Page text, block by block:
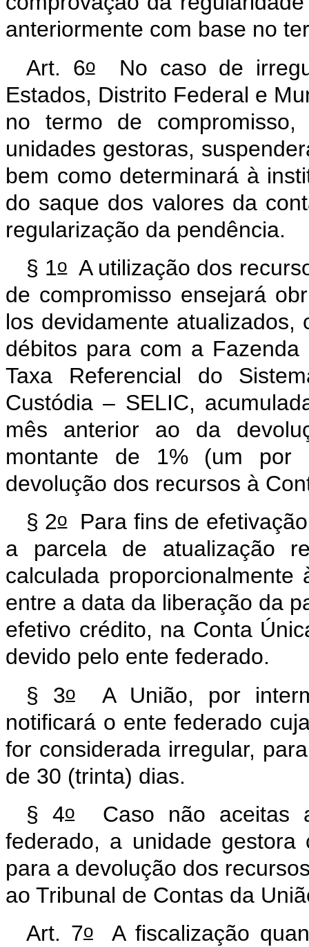
anteriormente com base no
Art. 6oNo caso de
Estados, Distrito Federal e
no termo de
unidades gestoras,
bem como determinará à
do saque dos valores da
regularização da pendência.
§ 1oA utilização dos
de compromisso ensejará
los devidamente
débitos para com a
Taxa Referencial do
Custódia – SELIC,
mês anterior ao da
montante de 1% (um por
devolução dos recursos à
§ 2oPara fins de
a parcela de atualização
calculada
entre a data da liberação da
efetivo crédito, na Conta
devido pelo ente federado.
§ 3oA União, por
notificará o ente federado
for considerada irregular,
de 30 (trinta) dias.
§ 4oCaso não aceitas
federado, a unidade
para a devolução dos
ao Tribunal de Contas da
Art. 7oA fiscalização